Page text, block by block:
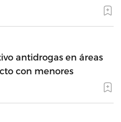
antidrogas en áreas
con menores